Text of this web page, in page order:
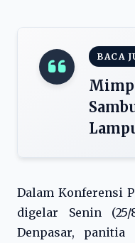
BACA
Dalam Konferensi
digelar Senin
Denpasar, panitia